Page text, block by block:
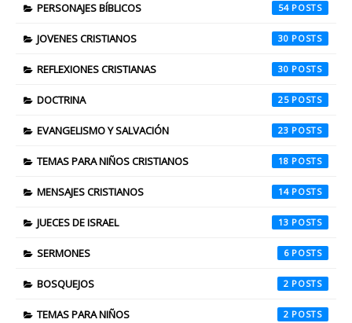
PERSONAJES BÍBLICOS 54
JOVENES CRISTIANOS 30
REFLEXIONES CRISTIANAS 30
DOCTRINA 25
EVANGELISMO Y SALVACIÓN 23
TEMAS PARA NIÑOS CRISTIANOS 18
MENSAJES CRISTIANOS 14
JUECES DE ISRAEL 13
SERMONES 6
BOSQUEJOS 2
TEMAS PARA NIÑOS 2